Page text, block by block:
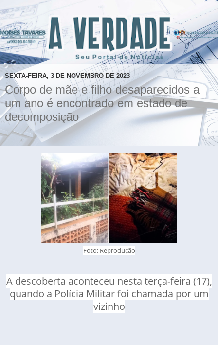
SEXTA-FEIRA, 3 DE NOVEMBRO DE 2023
Corpo de mãe e filho desaparecidos a
um ano é encontrado em estado de
decomposição
Foto: Reprodução
A descoberta aconteceu nesta terça-feira (17),
quando a Polícia Militar foi chamada por um
vizinho